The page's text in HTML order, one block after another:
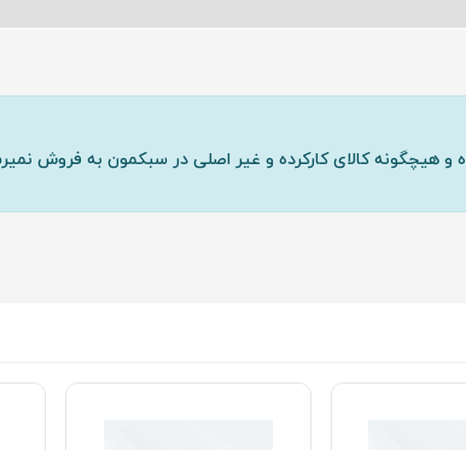
هیچگونه کالای کارکرده و غیر اصلی در سبکمون به فروش